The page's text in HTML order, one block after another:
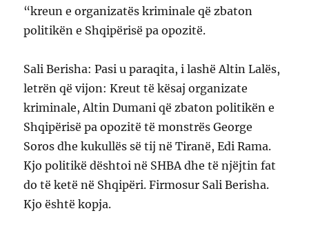
“kreun e organizatës kriminale që zbaton
politikën e Shqipërisë pa opozitë.
Sali Berisha: Pasi u paraqita, i lashë Altin Lalës,
letrën që vijon: Kreut të kësaj organizate
kriminale, Altin Dumani që zbaton politikën e
Shqipërisë pa opozitë të monstrës George
Soros dhe kukullës së tij në Tiranë, Edi Rama.
Kjo politikë dështoi në SHBA dhe të njëjtin fat
do të ketë në Shqipëri. Firmosur Sali Berisha.
Kjo është kopja.